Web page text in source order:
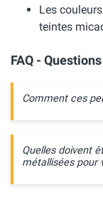
Les
teintes
FAQ -
Comment ces
Quelles doivent
métallisées pour